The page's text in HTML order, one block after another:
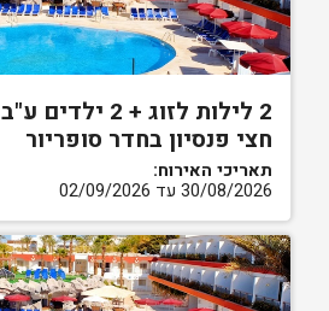
2 לילות לזוג + 2 ילדים ע"ב
חצי פנסיון בחדר סופריור
תאריכי האירוח:
30/08/2026 עד 02/09/2026